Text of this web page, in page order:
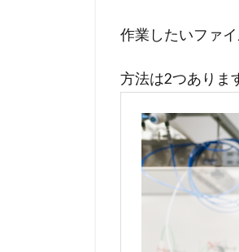
作業したいファ
方法は2つありま